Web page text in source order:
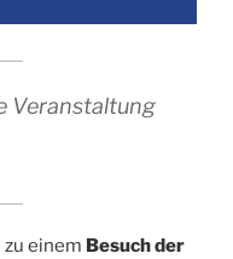
Veranstaltung
einem Besuch der